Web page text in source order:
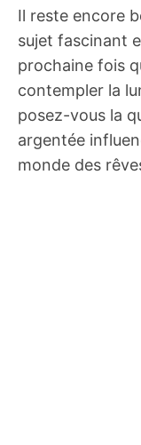
Il reste encore
sujet fascinant
prochaine fois
contempler la
posez-vous la
argentée
monde des